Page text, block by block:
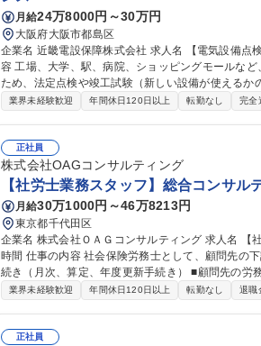
月給24万8000円～30万円
大阪府大阪市都島区
企業名 近畿電設保障株式会社 求人名 【電気設備点検】大阪◎社会インフラを守る関西屈指の技術力◎ 仕事の内
容 工場、大学、駅、病院、ショッピングモールな
ため、法定点検や竣工試験（新しい設備が使えるかのチェック）を行
できた建物の電気設備が法律通りに仕上がってい
備点検】大阪◎社会インフラを守る関西屈指の技術
業界未経験歓迎 年間休日120日以上 転勤なし 完全
正社員
株式会社OAGコンサルティング
【社労士業務スタッフ】総合コンサ
月給30万1000円～46万8213円
東京都千代田区
企業名 株式会社ＯＡＧコンサルティング 求人名 【社労士業務スタッフ】総合コンサルティングファーム◎実働7
時間 仕事の内容 社会保険労務士として、顧問先の下記業務をお任せします。 ■顧問先の社会保険や労働保険の手
続き（月次、算定、年度更新手続き） ■顧問先の労
問先やスポットで受託する会社の就業規則等作成
業界未経験歓迎 年間休日120日以上 転勤なし 退職
正社員